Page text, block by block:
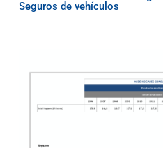
Seguros de vehículos